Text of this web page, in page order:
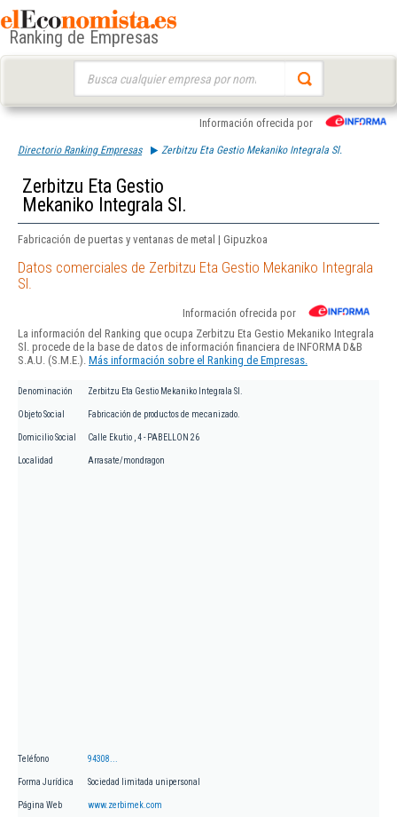
Ranking de Empresas
Información ofrecida por
Directorio Ranking Empresas Zerbitzu Eta Gestio Mekaniko Integrala Sl.
Zerbitzu Eta Gestio
Mekaniko Integrala Sl.
Fabricación de puertas y ventanas de metal | Gipuzkoa
Datos comerciales de Zerbitzu Eta Gestio Mekaniko Integrala
Sl.
Información ofrecida por
La información del Ranking que ocupa Zerbitzu Eta Gestio Mekaniko Integrala
Sl. procede de la base de datos de información financiera de INFORMA D&B
S.A.U. (S.M.E.). Más información sobre el Ranking de Empresas.
Denominación Zerbitzu Eta Gestio Mekaniko Integrala Sl.
Objeto Social Fabricación de productos de mecanizado.
Domicilio Social Calle Ekutio , 4 - PABELLON 26
Localidad Arrasate/mondragon
Teléfono 94308...
Forma Jurídica Sociedad limitada unipersonal
Página Web www.zerbimek.com